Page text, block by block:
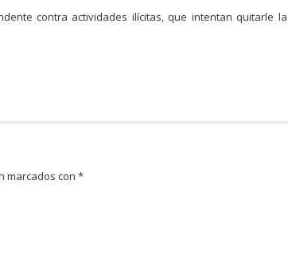
contra actividades ilícitas, que intentan quitarle
marcados con*